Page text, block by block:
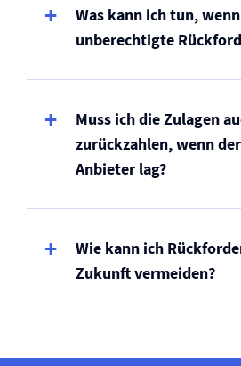
Was kann ich tun,
unberechtigte
Muss ich die Zulagen
zurückzahlen, wenn
Anbieter lag?
Wie kann ich
Zukunft vermeiden?